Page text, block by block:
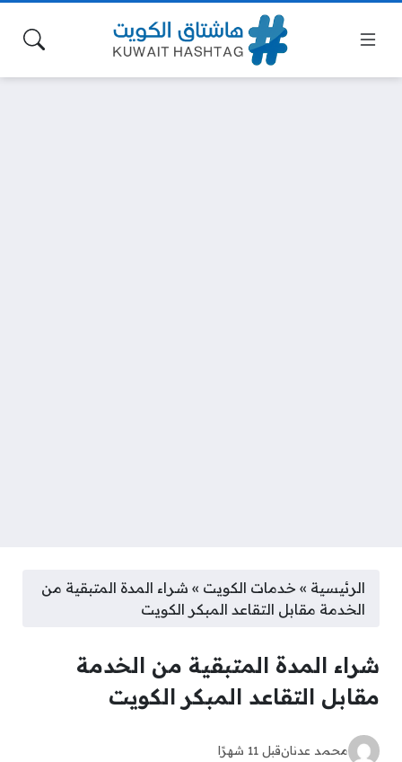
الرئيسية » خدمات الكويت » شراء المدة المتبقية من
الخدمة مقابل التقاعد المبكر الكويت
شراء المدة المتبقية من الخدمة
مقابل التقاعد المبكر الكويت
محمد عدنانقبل 11 شهرًا